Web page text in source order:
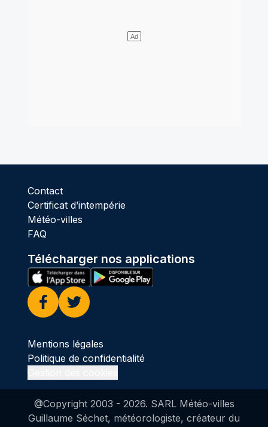
Contact
Certificat d’intempérie
Météo-villes
FAQ
Télécharger nos applications
Facebook
Twitter
Mentions légales
Politique de confidentialité
@Copyright 2003 - 2026. SARL Météo-villes
Guillaume Séchet, météorologiste, créateur du